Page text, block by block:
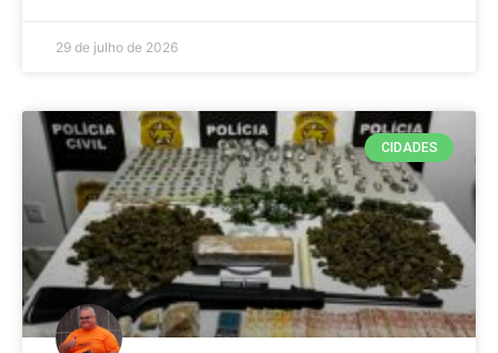
29 de julho de 2026
CIDADES